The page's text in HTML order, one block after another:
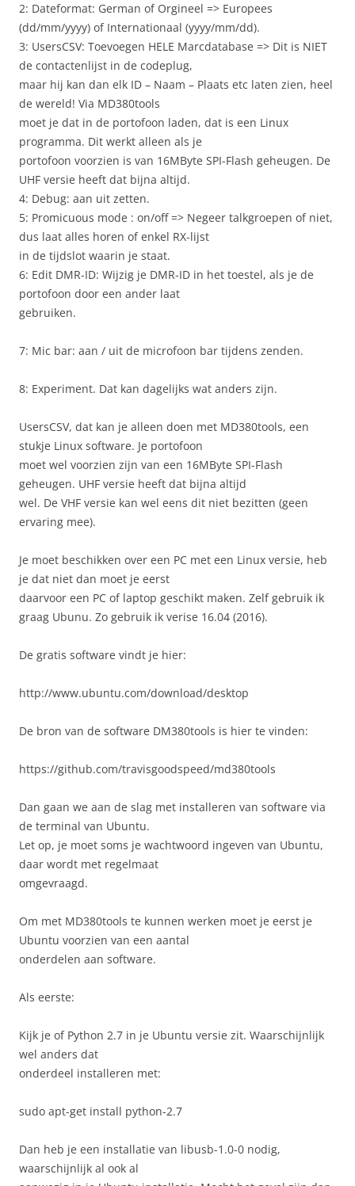
2: Dateformat: German of Orgineel => Europees
(dd/mm/yyyy) of Internationaal (yyyy/mm/dd).
3: UsersCSV: Toevoegen HELE Marcdatabase => Dit is NIET
de contactenlijst in de codeplug,
maar hij kan dan elk ID – Naam – Plaats etc laten zien, heel
de wereld! Via MD380tools
moet je dat in de portofoon laden, dat is een Linux
programma. Dit werkt alleen als je
portofoon voorzien is van 16MByte SPI-Flash geheugen. De
UHF versie heeft dat bijna altijd.
4: Debug: aan uit zetten.
5: Promicuous mode : on/off => Negeer talkgroepen of niet,
dus laat alles horen of enkel RX-lijst
in de tijdslot waarin je staat.
6: Edit DMR-ID: Wijzig je DMR-ID in het toestel, als je de
portofoon door een ander laat
gebruiken.
7: Mic bar: aan / uit de microfoon bar tijdens zenden.
8: Experiment. Dat kan dagelijks wat anders zijn.
UsersCSV, dat kan je alleen doen met MD380tools, een
stukje Linux software. Je portofoon
moet wel voorzien zijn van een 16MByte SPI-Flash
geheugen. UHF versie heeft dat bijna altijd
wel. De VHF versie kan wel eens dit niet bezitten (geen
ervaring mee).
Je moet beschikken over een PC met een Linux versie, heb
je dat niet dan moet je eerst
daarvoor een PC of laptop geschikt maken. Zelf gebruik ik
graag Ubunu. Zo gebruik ik verise 16.04 (2016).
De gratis software vindt je hier:
http://www.ubuntu.com/download/desktop
De bron van de software DM380tools is hier te vinden:
https://github.com/travisgoodspeed/md380tools
Dan gaan we aan de slag met installeren van software via
de terminal van Ubuntu.
Let op, je moet soms je wachtwoord ingeven van Ubuntu,
daar wordt met regelmaat
omgevraagd.
Om met MD380tools te kunnen werken moet je eerst je
Ubuntu voorzien van een aantal
onderdelen aan software.
Als eerste:
Kijk je of Python 2.7 in je Ubuntu versie zit. Waarschijnlijk
wel anders dat
onderdeel installeren met:
sudo apt-get install python-2.7
Dan heb je een installatie van libusb-1.0-0 nodig,
waarschijnlijk al ook al